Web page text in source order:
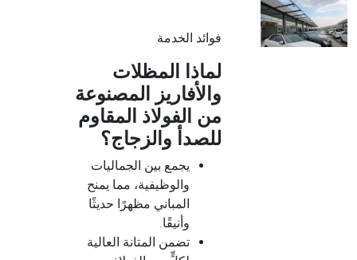
فوائد الخدمة
لماذا المظلات
والأفاريز المصنوعة
من الفولاذ المقاوم
للصدأ والزجاج؟
يجمع بين الجماليات
والوظيفية، مما يمنح
المباني مظهرًا حديثًا
وأنيقًا.
تضمن المتانة العالية